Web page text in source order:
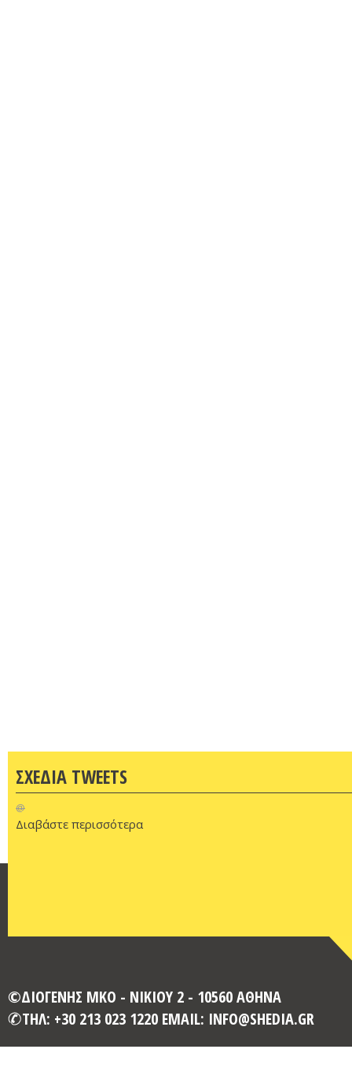
ΣΧΕΔΙΑ TWEETS
@
Διαβάστε περισσότερα
©ΔΙΟΓΕΝΗΣ ΜΚΟ - ΝΙΚΙΟΥ 2 - 10560 ΑΘΗΝΑ
ΤΗΛ: +30 213 023 1220 EMAIL: INFO@SHEDIA.GR